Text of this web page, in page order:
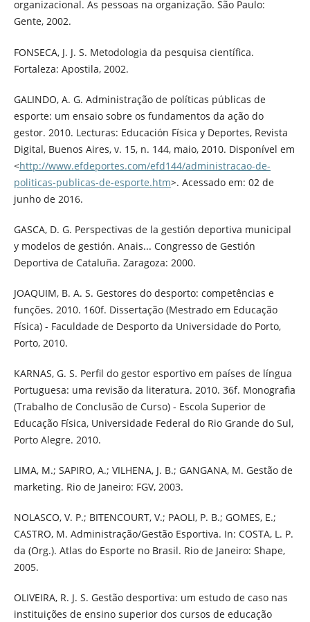
organizacional. As pessoas na organização. São Paulo:
Gente, 2002.
FONSECA, J. J. S. Metodologia da pesquisa científica.
Fortaleza: Apostila, 2002.
GALINDO, A. G. Administração de políticas públicas de
esporte: um ensaio sobre os fundamentos da ação do
gestor. 2010. Lecturas: Educación Física y Deportes, Revista
Digital, Buenos Aires, v. 15, n. 144, maio, 2010. Disponível em
<http://www.efdeportes.com/efd144/administracao-de-
politicas-publicas-de-esporte.htm>. Acessado em: 02 de
junho de 2016.
GASCA, D. G. Perspectivas de la gestión deportiva municipal
y modelos de gestión. Anais... Congresso de Gestión
Deportiva de Cataluña. Zaragoza: 2000.
JOAQUIM, B. A. S. Gestores do desporto: competências e
funções. 2010. 160f. Dissertação (Mestrado em Educação
Física) - Faculdade de Desporto da Universidade do Porto,
Porto, 2010.
KARNAS, G. S. Perfil do gestor esportivo em países de língua
Portuguesa: uma revisão da literatura. 2010. 36f. Monografia
(Trabalho de Conclusão de Curso) - Escola Superior de
Educação Física, Universidade Federal do Rio Grande do Sul,
Porto Alegre. 2010.
LIMA, M.; SAPIRO, A.; VILHENA, J. B.; GANGANA, M. Gestão de
marketing. Rio de Janeiro: FGV, 2003.
NOLASCO, V. P.; BITENCOURT, V.; PAOLI, P. B.; GOMES, E.;
CASTRO, M. Administração/Gestão Esportiva. In: COSTA, L. P.
da (Org.). Atlas do Esporte no Brasil. Rio de Janeiro: Shape,
2005.
OLIVEIRA, R. J. S. Gestão desportiva: um estudo de caso nas
instituições de ensino superior dos cursos de educação